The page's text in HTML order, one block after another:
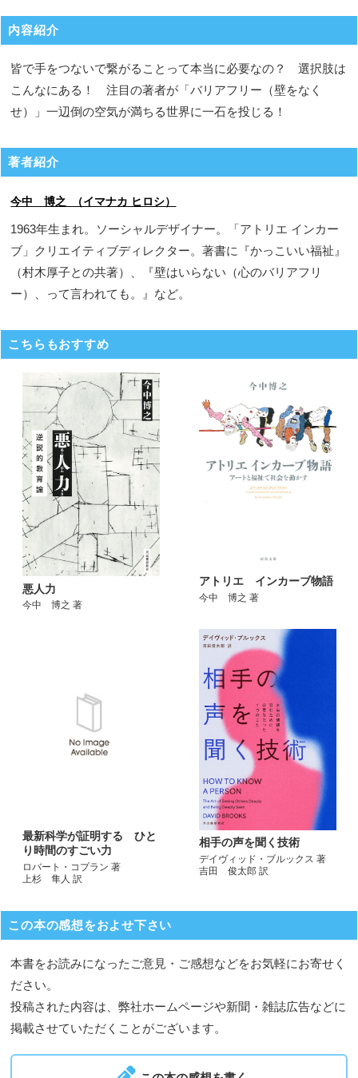
内容紹介
皆で手をつないで繋がることって本当に必要なの？ 選択肢は
こんなにある！ 注目の著者が「バリアフリー（壁をなく
せ）」一辺倒の空気が満ちる世界に一石を投じる！
著者紹介
今中 博之 （イマナカ ヒロシ）
1963年生まれ。ソーシャルデザイナー。「アトリエ インカー
ブ」クリエイティブディレクター。著書に『かっこいい福祉』
（村木厚子との共著）、『壁はいらない（心のバリアフリ
ー）、って言われても。』など。
こちらもおすすめ
悪人力
今中 博之 著
アトリエ インカーブ物語
今中 博之 著
最新科学が証明する ひと
り時間のすごい力
ロバート・コプラン 著
上杉 隼人 訳
相手の声を聞く技術
デイヴィッド・ブルックス 著
吉田 俊太郎 訳
この本の感想をおよせ下さい
本書をお読みになったご意見・ご感想などをお気軽にお寄せく
ださい。
投稿された内容は、弊社ホームページや新聞・雑誌広告などに
掲載させていただくことがございます。